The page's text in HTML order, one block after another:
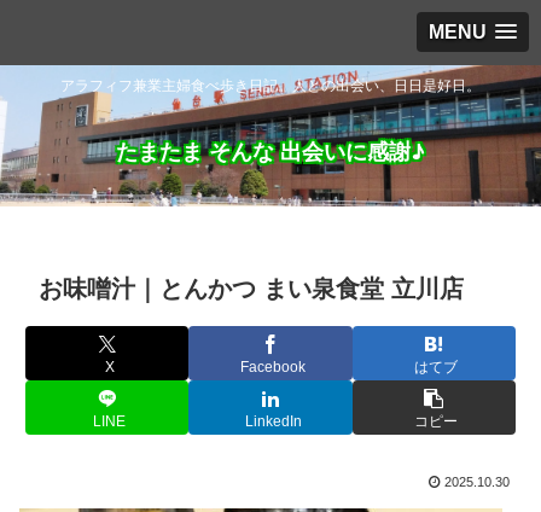
MENU
アラフィフ兼業主婦食べ歩き日記。人との出会い、日日是好日。
たまたま そんな 出会いに感謝♪
お味噌汁｜とんかつ まい泉食堂 立川店
X Facebook はてブ
LINE LinkedIn コピー
2025.10.30